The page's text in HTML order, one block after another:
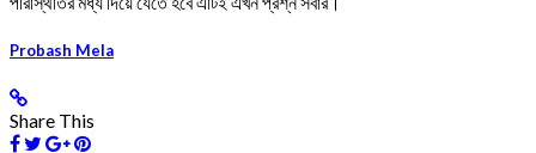
Probash Mela
Share This